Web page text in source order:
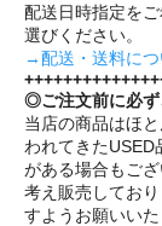
配送日時指定を
選びください。
→配送・送料につ
◎ご注文前に必
当店の商品はほ
われてきた
がある場合もご
考え販売してお
すようお願いい